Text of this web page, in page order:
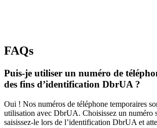
FAQs
Puis-je utiliser un numéro de
des fins d’identification DbrUA ?
Oui ! Nos numéros de téléphone temporaires
utilisation avec DbrUA. Choisissez un numéro
saisissez-le lors de l’identification DbrUA et